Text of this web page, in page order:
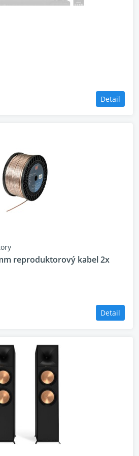
a širokou šířku pásma pro
Detail
reproduktorový kabel 2x
Detail